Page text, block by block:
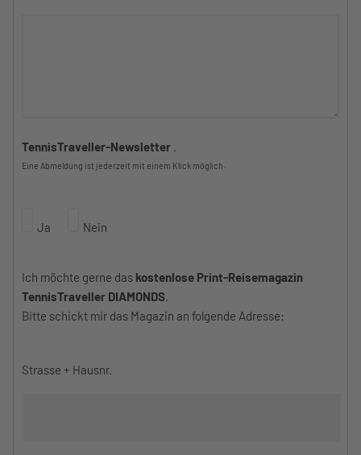
TennisTraveller-Newsletter
Eine Abmeldung ist jederzeit mit einem Klick möglich.
Ja Nein
Ich möchte gerne das kostenlose Print-Reisemagazin
TennisTraveller DIAMONDS.
Bitte schickt mir das Magazin an folgende Adresse:
Strasse + Hausnr.